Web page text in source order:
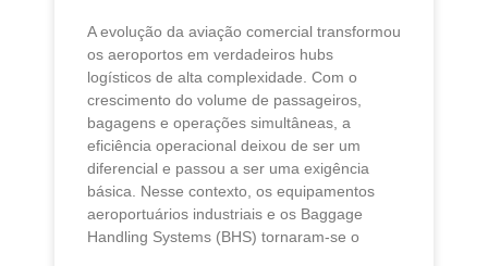
A evolução da aviação comercial transformou
os aeroportos em verdadeiros hubs
logísticos de alta complexidade. Com o
crescimento do volume de passageiros,
bagagens e operações simultâneas, a
eficiência operacional deixou de ser um
diferencial e passou a ser uma exigência
básica. Nesse contexto, os equipamentos
aeroportuários industriais e os Baggage
Handling Systems (BHS) tornaram-se o